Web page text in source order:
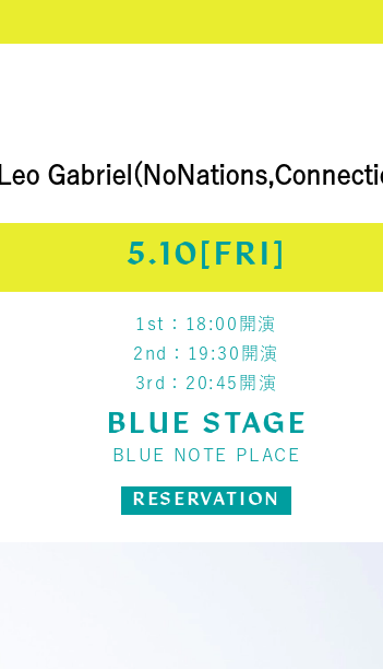
Leo Gabriel
5.10[FRI]
1st：18:00開演
2nd：19:30開演
3rd：20:45開演
BLUE STAGE
BLUE NOTE PLACE
RESERVATION